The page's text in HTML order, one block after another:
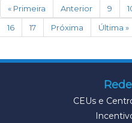
« Primeira Anterior 9
16
17 Próxima Última »
CEUs e